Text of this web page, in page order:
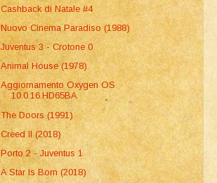
Cashback di Natale #4
Nuovo Cinema Paradiso (1988)
Juventus 3 - Crotone 0
Animal House (1978)
Aggiornamento Oxygen OS
10.0.16.HD65BA
The Doors (1991)
Creed II (2018)
Porto 2 - Juventus 1
A Star Is Born (2018)